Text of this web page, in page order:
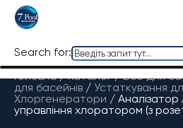
Search for:
Головна / Каталог/Все для
для басейнів / Устаткування
Хлоргенератори /
управління хлоратором (з